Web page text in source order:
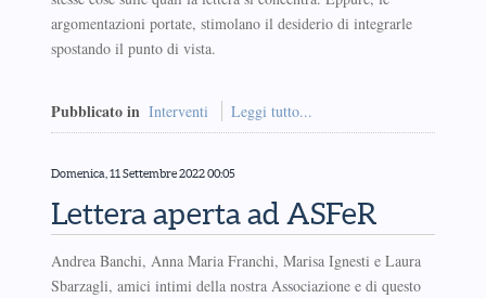
argomentazioni portate, stimolano il desiderio di integrarle
spostando il punto di vista.
Pubblicato in Interventi Leggi tutto...
Domenica, 11 Settembre 2022 00:05
Lettera aperta ad ASFeR
Andrea Banchi, Anna Maria Franchi, Marisa Ignesti e Laura
Sbarzagli, amici intimi della nostra Associazione e di questo